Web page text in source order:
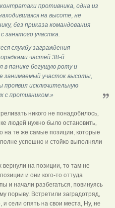
противника, одна из
на высоте, не
без приказа командования
занятого участка.
службу заграждения
частей 38-й
в панике бегущую роту и
занимаемый участок высоты,
проявил исключительную
с противником.»
никого не понадобилось,
людей нужно было остановить,
на те же самые позиции, которые
успешно и стойко выполняли
на позиции, то там не
и они кого-то оттуда
и начали разбегаться, повинуясь
порыву. Встретили заградотряд,
сели опять на свои места, Ну, не